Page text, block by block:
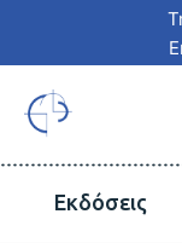
Εκδόσεις